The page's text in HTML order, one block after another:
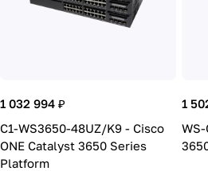
1 032 994 ₽
C1-WS3650-48UZ/K9 - Cisco
ONE Catalyst 3650 Series
Platform
1